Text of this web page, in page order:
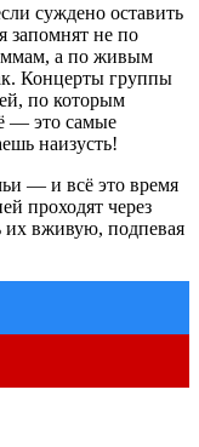
суждено оставить
запомнят не по
а по живым
Концерты группы
по которым
— это самые
наизусть!
— и всё это время
проходят через
вживую, подпевая